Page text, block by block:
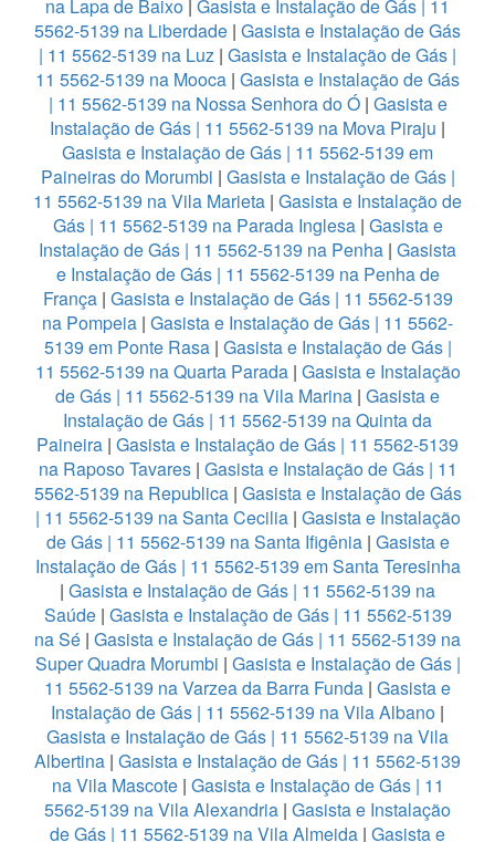
na Lapa de Baixo | Gasista e Instalação de Gás | 11
5562-5139 na Liberdade | Gasista e Instalação de Gás
| 11 5562-5139 na Luz | Gasista e Instalação de Gás |
11 5562-5139 na Mooca | Gasista e Instalação de Gás
| 11 5562-5139 na Nossa Senhora do Ó| Gasista e
Instalação de Gás | 11 5562-5139 na Mova Piraju |
Gasista e Instalação de Gás | 11 5562-5139 em
Paineiras do Morumbi | Gasista e Instalação de Gás |
11 5562-5139 na Vila Marieta | Gasista e Instalação de
Gás | 11 5562-5139 na Parada Inglesa | Gasista e
Instalação de Gás | 11 5562-5139 na Penha | Gasista
e Instalação de Gás | 11 5562-5139 na Penha de
França | Gasista e Instalação de Gás | 11 5562-5139
na Pompeia | Gasista e Instalação de Gás | 11 5562-
5139 em Ponte Rasa| Gasista e Instalação de Gás |
11 5562-5139 na Quarta Parada| Gasista e Instalação
de Gás | 11 5562-5139 na Vila Marina | Gasista e
Instalação de Gás | 11 5562-5139 na Quinta da
Paineira | Gasista e Instalação de Gás | 11 5562-5139
na Raposo Tavares| Gasista e Instalação de Gás | 11
5562-5139 na Republica| Gasista e Instalação de Gás
| 11 5562-5139 na Santa Cecilia| Gasista e Instalação
de Gás | 11 5562-5139 na Santa Ifigênia | Gasista e
Instalação de Gás | 11 5562-5139 em Santa Teresinha
| Gasista e Instalação de Gás | 11 5562-5139 na
Saúde| Gasista e Instalação de Gás | 11 5562-5139
na Sé | Gasista e Instalação de Gás | 11 5562-5139 na
Super Quadra Morumbi | Gasista e Instalação de Gás |
11 5562-5139 na Varzea da Barra Funda | Gasista e
Instalação de Gás | 11 5562-5139 na Vila Albano |
Gasista e Instalação de Gás | 11 5562-5139 na Vila
Albertina | Gasista e Instalação de Gás | 11 5562-5139
na Vila Mascote| Gasista e Instalação de Gás | 11
5562-5139 na Vila Alexandria | Gasista e Instalação
de Gás | 11 5562-5139 na Vila Almeida | Gasista e